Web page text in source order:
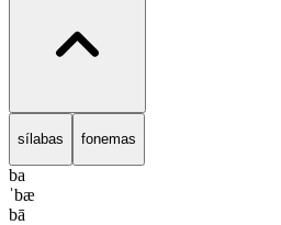
sílabas fonemas
ba
ˈbæ
bā